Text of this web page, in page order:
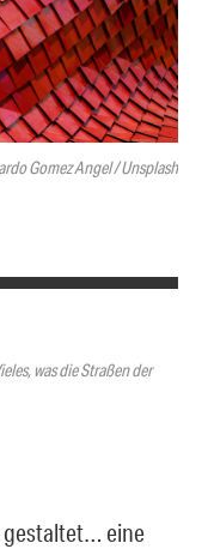
Gomez Angel / Unsplash
was die Straßen der
gestaltet… eine